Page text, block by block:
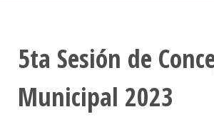
5ta Sesión de
Municipal 2023